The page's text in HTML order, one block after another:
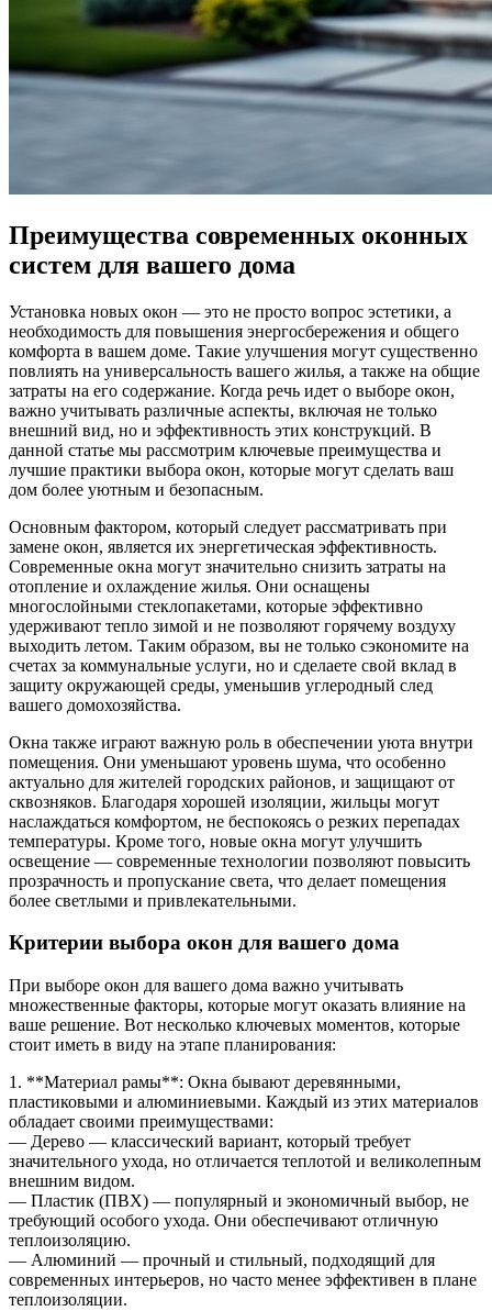
Преимущества современных оконных
систем для вашего дома
Установка новых окон — это не просто вопрос эстетики, а
необходимость для повышения энергосбережения и общего
комфорта в вашем доме. Такие улучшения могут существенно
повлиять на универсальность вашего жилья, а также на общие
затраты на его содержание. Когда речь идет о выборе окон,
важно учитывать различные аспекты, включая не только
внешний вид, но и эффективность этих конструкций. В
данной статье мы рассмотрим ключевые преимущества и
лучшие практики выбора окон, которые могут сделать ваш
дом более уютным и безопасным.
Основным фактором, который следует рассматривать при
замене окон, является их энергетическая эффективность.
Современные окна могут значительно снизить затраты на
отопление и охлаждение жилья. Они оснащены
многослойными стеклопакетами, которые эффективно
удерживают тепло зимой и не позволяют горячему воздуху
выходить летом. Таким образом, вы не только сэкономите на
счетах за коммунальные услуги, но и сделаете свой вклад в
защиту окружающей среды, уменьшив углеродный след
вашего домохозяйства.
Окна также играют важную роль в обеспечении уюта внутри
помещения. Они уменьшают уровень шума, что особенно
актуально для жителей городских районов, и защищают от
сквозняков. Благодаря хорошей изоляции, жильцы могут
наслаждаться комфортом, не беспокоясь о резких перепадах
температуры. Кроме того, новые окна могут улучшить
освещение — современные технологии позволяют повысить
прозрачность и пропускание света, что делает помещения
более светлыми и привлекательными.
Критерии выбора окон для вашего дома
При выборе окон для вашего дома важно учитывать
множественные факторы, которые могут оказать влияние на
ваше решение. Вот несколько ключевых моментов, которые
стоит иметь в виду на этапе планирования:
1. **Материал рамы**: Окна бывают деревянными,
пластиковыми и алюминиевыми. Каждый из этих материалов
обладает своими преимуществами:
— Дерево — классический вариант, который требует
значительного ухода, но отличается теплотой и великолепным
внешним видом.
— Пластик (ПВХ) — популярный и экономичный выбор, не
требующий особого ухода. Они обеспечивают отличную
теплоизоляцию.
— Алюминий — прочный и стильный, подходящий для
современных интерьеров, но часто менее эффективен в плане
теплоизоляции.